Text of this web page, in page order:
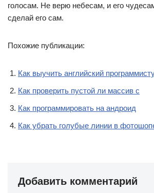
голосам. Не верю небесам, и его
сделай его сам.
Похожие публикации:
Как выучить английский
Как проверить пустой ли массив c
Как программировать на андроид
Как убрать голубые линии в
Добавить комментарий